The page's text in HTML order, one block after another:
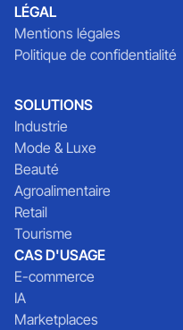
LÉGAL
Mentions légales
Politique de confidentialité
SOLUTIONS
Industrie
Mode & Luxe
Beauté
Agroalimentaire
Retail
Tourisme
CAS D'USAGE
E-commerce
IA
Marketplaces